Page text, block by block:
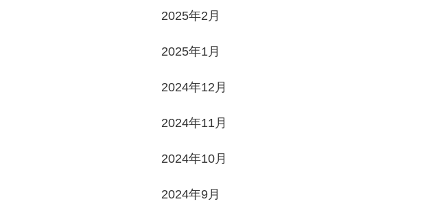
2025年2月
2025年1月
2024年12月
2024年11月
2024年10月
2024年9月